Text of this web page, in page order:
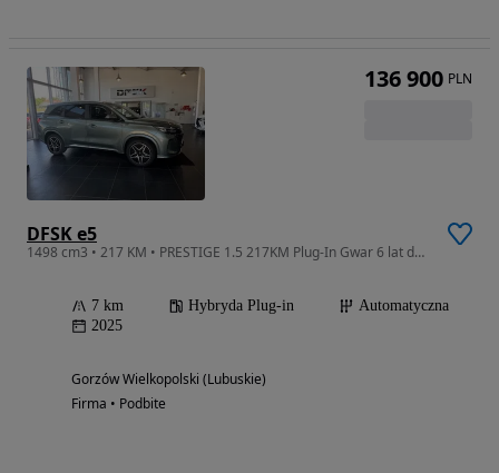
DFSK e5
1498 cm3 • 217 KM • PRESTIGE 1.5 217KM Plug-In Gwar 6 lat do150 tys km, RABAT 45900 zł
7 km Hybryda Plug-in
Automatyczna
2025
Gorzów Wielkopolski (Lubuskie)
Firma • Podbite
136 900 PLN